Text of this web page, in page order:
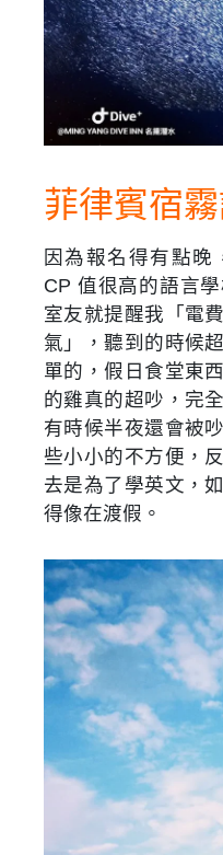
菲律賓宿
因為報名得有點晚
CP 值很高的語言
室友就提醒我「電
氣」，聽到的時候
單的，假日食堂東
的雞真的超吵，完
有時候半夜還會被
些小小的不方便，
去是為了學英文，
得像在渡假。